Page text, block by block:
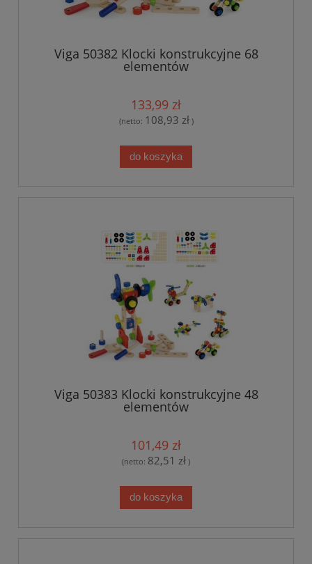
Viga 50382 Klocki konstrukcyjne 68
elementów
133,99 zł
(netto: 108,93 zł)
do koszyka
Viga 50383 Klocki konstrukcyjne 48
elementów
101,49 zł
(netto: 82,51 zł )
do koszyka